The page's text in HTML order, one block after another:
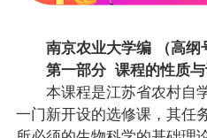
南京农业大学编 （高纲
第一部分 课程的性质
本课程是江苏省农村自
一门新开设的选修课，其任